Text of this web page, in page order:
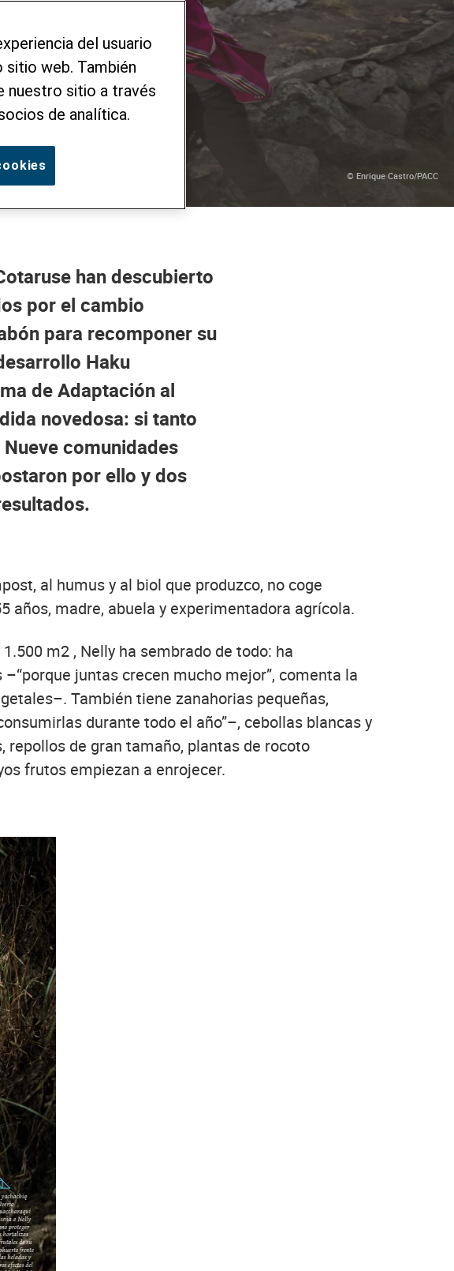
futuro
© Enrique Castro/PACC
han descubierto
por el cambio
para recomponer su
Haku
de Adaptación al
novedosa: si tanto
comunidades
por ello y dos
al humus y al biol que produzco, no coge
años, madre, abuela y experimentadora agrícola.
m2 , Nelly ha sembrado de todo: ha
juntas crecen mucho mejor”, comenta la
También tiene zanahorias pequeñas,
durante todo el año”–, cebollas blancas y
repollos de gran tamaño, plantas de rocoto
frutos empiezan a enrojecer.
del usuario
web. También
nuestro sitio a través
de analítica.